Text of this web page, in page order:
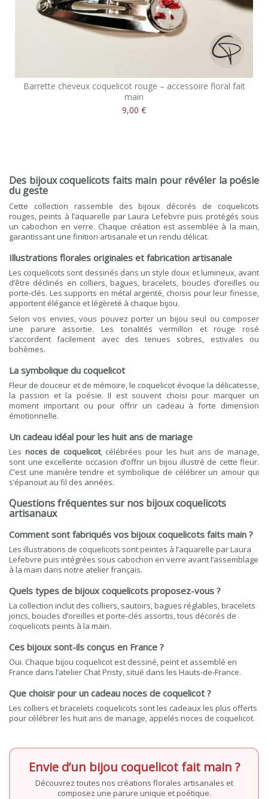
Barrette cheveux coquelicot rouge – accessoire floral fait
main
9,00 €
Des bijoux coquelicots faits main pour révéler la poésie
du geste
Cette collection rassemble des bijoux décorés de coquelicots
rouges, peints à l’aquarelle par Laura Lefebvre puis protégés sous
un cabochon en verre. Chaque création est assemblée à la main,
garantissant une finition artisanale et un rendu délicat.
Illustrations florales originales et fabrication artisanale
Les coquelicots sont dessinés dans un style doux et lumineux, avant
d’être déclinés en colliers, bagues, bracelets, boucles d’oreilles ou
porte-clés. Les supports en métal argenté, choisis pour leur finesse,
apportent élégance et légèreté à chaque bijou.
Selon vos envies, vous pouvez porter un bijou seul ou composer
une parure assortie. Les tonalités vermillon et rouge rosé
s’accordent facilement avec des tenues sobres, estivales ou
bohèmes.
La symbolique du coquelicot
Fleur de douceur et de mémoire, le coquelicot évoque la délicatesse,
la passion et la poésie. Il est souvent choisi pour marquer un
moment important ou pour offrir un cadeau à forte dimension
émotionnelle.
Un cadeau idéal pour les huit ans de mariage
Les noces de coquelicot, célébrées pour les huit ans de mariage,
sont une excellente occasion d’offrir un bijou illustré de cette fleur.
C’est une manière tendre et symbolique de célébrer un amour qui
s’épanouit au fil des années.
Questions fréquentes sur nos bijoux coquelicots
artisanaux
Comment sont fabriqués vos bijoux coquelicots faits main ?
Les illustrations de coquelicots sont peintes à l’aquarelle par Laura
Lefebvre puis intégrées sous cabochon en verre avant l’assemblage
à la main dans notre atelier français.
Quels types de bijoux coquelicots proposez-vous ?
La collection inclut des colliers, sautoirs, bagues réglables, bracelets
joncs, boucles d’oreilles et porte-clés assortis, tous décorés de
coquelicots peints à la main.
Ces bijoux sont-ils conçus en France ?
Oui. Chaque bijou coquelicot est dessiné, peint et assemblé en
France dans l’atelier Chat Pristy, situé dans les Hauts-de-France.
Que choisir pour un cadeau noces de coquelicot ?
Les colliers et bracelets coquelicots sont les cadeaux les plus offerts
pour célébrer les huit ans de mariage, appelés noces de coquelicot.
Envie d’un bijou coquelicot fait main ?
Découvrez toutes nos créations florales artisanales et
composez une parure unique et poétique.